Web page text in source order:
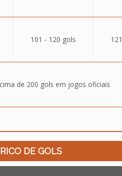
101 - 120 gols
de 200 gols em jogos oficiais
DE GOLS